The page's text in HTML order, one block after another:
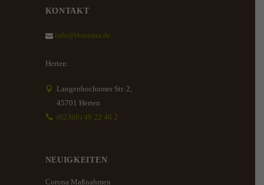
KONTAKT
info@thasiana.de
Herten:
Langenbochumer Str. 2,
45701 Herten
(02366) 49 22 46 2
NEUIGKEITEN
Corona Maßnahmen